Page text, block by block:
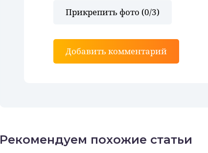
Прикрепить фото (0/3)
Добавить комментарий
Рекомендуем похожие статьи